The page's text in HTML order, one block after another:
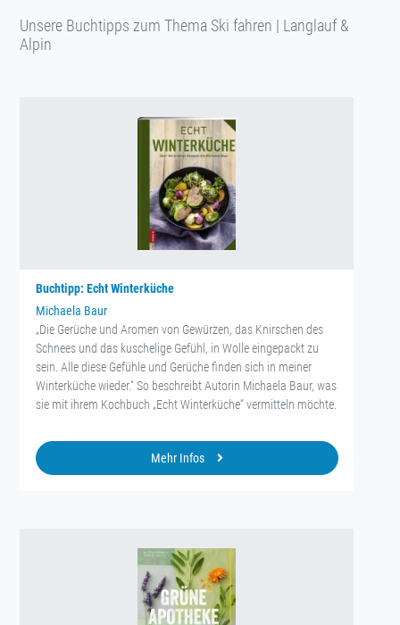
Unsere Buchtipps zum Thema Ski fahren | Langlauf &
Alpin
Buchtipp: Echt Winterküche
Michaela Baur
„Die Gerüche und Aromen von Gewürzen, das Knirschen des
Schnees und das kuschelige Gefühl, in Wolle eingepackt zu
sein. Alle diese Gefühle und Gerüche finden sich in meiner
Winterküche wieder.“ So beschreibt Autorin Michaela Baur, was
sie mit ihrem Kochbuch „Echt Winterküche“ vermitteln möchte.
Mehr Infos